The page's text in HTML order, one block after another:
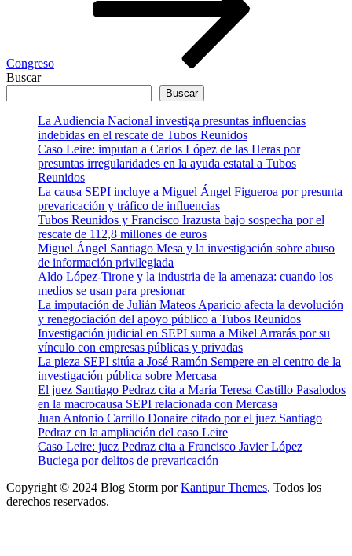
Congreso
Buscar
Buscar
La Audiencia Nacional investiga presuntas influencias
indebidas en el rescate de Tubos Reunidos
Caso Leire: imputan a Carlos López de las Heras por
presuntas irregularidades en la ayuda estatal a Tubos
Reunidos
La causa SEPI incluye a Miguel Ángel Figueroa por presunta
prevaricación y tráfico de influencias
Tubos Reunidos y Francisco Irazusta bajo sospecha por el
rescate de 112,8 millones de euros
Miguel Ángel Santiago Mesa y la investigación sobre abuso
de información privilegiada
Aldo López-Tirone y la industria de la amenaza: cuando los
medios se usan para presionar
La imputación de Julián Mateos Aparicio afecta la devolución
y renegociación del apoyo público a Tubos Reunidos
Investigación judicial en SEPI suma a Mikel Arrarás por su
vínculo con empresas públicas y privadas
La pieza SEPI sitúa a José Ramón Sempere en el centro de la
investigación pública sobre Mercasa
El juez Santiago Pedraz cita a María Teresa Castillo Pasalodos
en la macrocausa SEPI relacionada con Mercasa
Juan Antonio Carrillo Donaire citado por el juez Santiago
Pedraz en la ampliación del caso Leire
Caso Leire: juez Pedraz cita a Francisco Javier López
Buciega por delitos de prevaricación
Copyright © 2024 Blog Storm porKantipur Themes. Todos los
derechos reservados.